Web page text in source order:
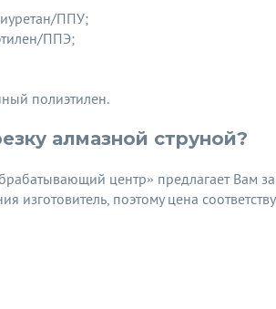
ППУ;
ППЭ;
полиэтилен.
алмазной струной?
центр» предлагает Вам
изготовитель, поэтому цена